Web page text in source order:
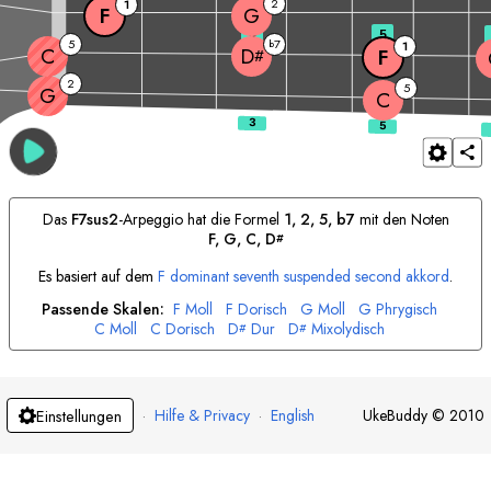
G 2
C 5
C 5 D#
b7 F 1
F 1 G
3 5
Das F7sus2-Arpeggio hat die Formel 1, 2, 5, b7mit den Noten
F, G, C, D#
Es basiert auf dem F dominant seventh suspended second akkord.
Passende Skalen: F Moll F Dorisch G Moll G Phrygisch
C Moll C Dorisch D# Dur D# Mixolydisch
Einstellungen · Hilfe & Privacy · English UkeBuddy © 2010